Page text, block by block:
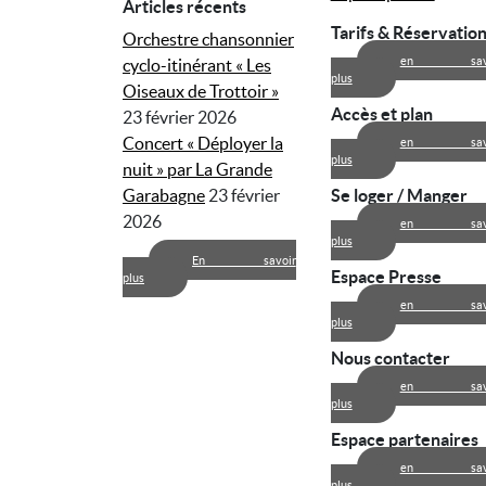
Articles récents
Orchestre chansonnier
cyclo-itinérant « Les
Oiseaux de Trottoir »
23 février 2026
Concert « Déployer la
nuit » par La Grande
Garabagne 23 février
2026
En savoir
plus
Tarifs &
en
plus
Accès et plan
en
plus
Se loger / Manger
en
plus
Espace Presse
en
plus
Nous contacter
en
plus
Espace partenaires
en